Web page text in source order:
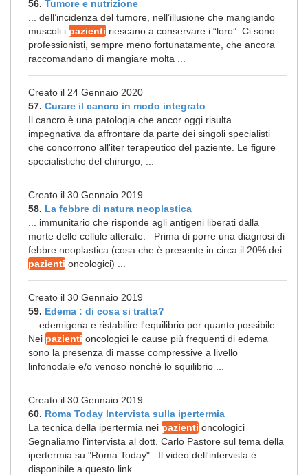
56. Tumore e nutrizione
... dell’incidenza del tumore, nell’illusione che mangiando
muscoli i pazienti riescano a conservare i “loro”. Ci sono
professionisti, sempre meno fortunatamente, che ancora
raccomandano di mangiare molta ...
Creato il 24 Gennaio 2020
57. Curare il cancro in modo integrato
Il cancro è una patologia che ancor oggi risulta
impegnativa da affrontare da parte dei singoli specialisti
che concorrono all'iter terapeutico del paziente. Le figure
specialistiche del chirurgo, ...
Creato il 30 Gennaio 2019
58. La febbre di natura neoplastica
... immunitario che risponde agli antigeni liberati dalla
morte delle cellule alterate. Prima di porre una diagnosi di
febbre neoplastica (cosa che è presente in circa il 20% dei
pazienti oncologici) ...
Creato il 30 Gennaio 2019
59. Edema : di cosa si tratta?
... edemigena e ristabilire l'equilibrio per quanto possibile.
Nei pazienti oncologici le cause più frequenti di edema
sono la presenza di masse compressive a livello
linfonodale e/o venoso nonché lo squilibrio ...
Creato il 30 Gennaio 2019
60. Roma Today Intervista sulla ipertermia
La tecnica della ipertermia nei pazienti oncologici
Segnaliamo l'intervista al dott. Carlo Pastore sul tema della
ipertermia su "Roma Today" . Il video dell'intervista è
disponibile a questo link. ...